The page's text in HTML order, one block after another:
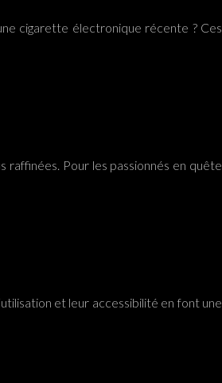
cigarette électronique récente ? Ces
raffinées. Pour les passionnés en quête
et leur accessibilité en font une